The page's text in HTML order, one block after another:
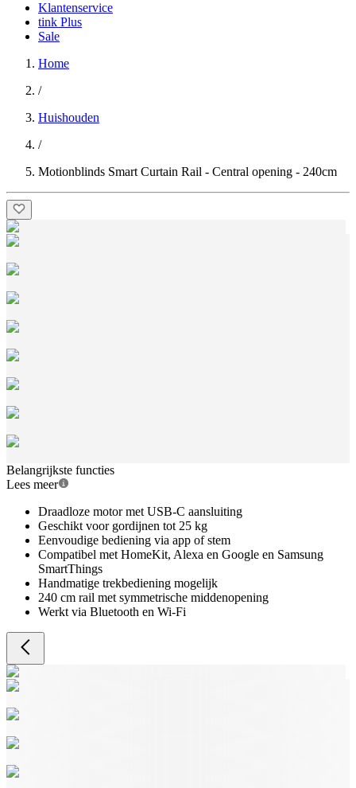
Klantenservice
tink Plus
Sale
Home
/
Huishouden
/
Motionblinds Smart Curtain Rail - Central opening - 240cm
Belangrijkste functies
Lees meer
Draadloze motor met USB-C aansluiting
Geschikt voor gordijnen tot 25 kg
Eenvoudige bediening via app of stem
Compatibel met HomeKit, Alexa en Google en Samsung
SmartThings
Handmatige trekbediening mogelijk
240 cm rail met symmetrische middenopening
Werkt via Bluetooth en Wi-Fi